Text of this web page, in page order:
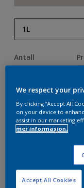
1L
2,5L
10L
Antall
We respect your
By clicking “Accept All
on your device to
assist in our marketing
mer informasjon.
Accept All Cookies